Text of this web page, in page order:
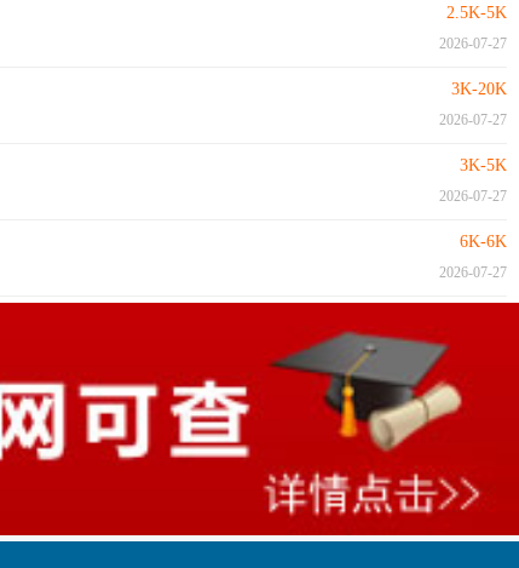
2.5K-5K
2026-07-27
3K-20K
2026-07-27
3K-5K
2026-07-27
6K-6K
2026-07-27